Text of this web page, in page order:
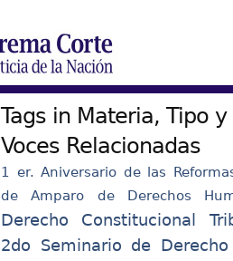
Tags in Materia, Tipo
Voces Relacionadas
1 er. Aniversario de las
de Amparo de Derechos
Derecho Constitucional
2do Seminario de